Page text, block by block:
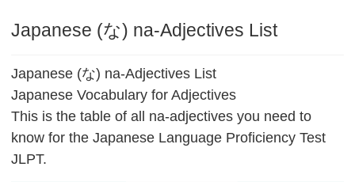
Japanese (な) na-Adjectives List
Japanese (な) na-Adjectives List
Japanese Vocabulary for Adjectives
This is the table of all na-adjectives you need to
know for the Japanese Language Proficiency Test
JLPT.